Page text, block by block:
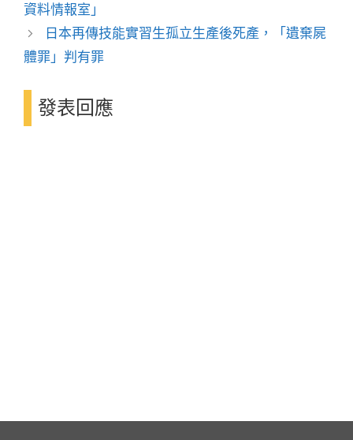
資料情報室」
日本再傳技能實習生孤立生產後死產，「遺棄屍
體罪」判有罪
發表回應